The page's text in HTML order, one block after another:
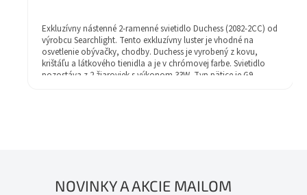
Exkluzívny nástenné 2-ramenné svietidlo Duchess (2082-2CC) od
výrobcu Searchlight. Tento exkluzívny luster je vhodné na
osvetlenie obývačky, chodby. Duchess je vyrobený z kovu,
krištáľu a látkového tienidla a je v chrómovej farbe. Svietidlo
pozostáva z 2 žiaroviek s výkonom 33W. Typ pätice je G9.
NOVINKY A AKCIE MAILOM